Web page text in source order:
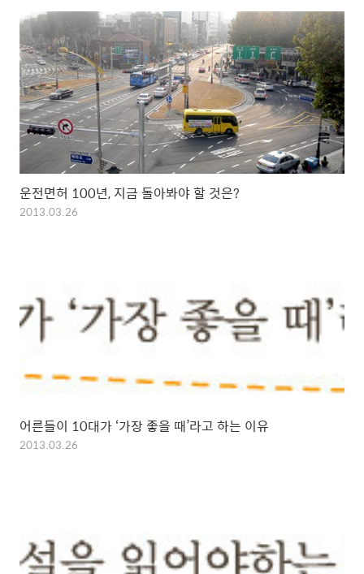
운전면허 100년, 지금 돌아봐야 할 것은?
2013.03.26
어른들이 10대가 ‘가장 좋을 때’라고 하는 이유
2013.03.26